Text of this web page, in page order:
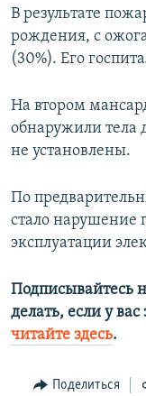
В результате
рождения, с
(30%). Его
На втором
обнаружили тела
не установлены.
По
стало нарушение
эксплуатации
Подписывайтесь
делать, если у
читайте здесь.
Поделиться